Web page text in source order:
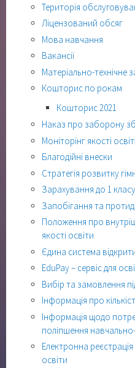
Територія
Ліцензований обсяг
Мова навчання
Вакансії
Матеріально-технічне
Кошторис по рокам
Кошторис 2021
Наказ про заборону
Моніторінг якості
Благодійні внески
Стратегія розвитку
Зарахування до 1 класу
Запобігання та
Положення про
якості освіти
Єдина система
EduPay – сервіс для
Вибір та замовлення
Інформація про
Інформація щодо
поліпшення
Електронна
освіти